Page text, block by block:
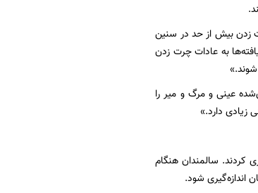
زدن بیش از حد در سنین
به عادات چرت زدن
عینی و مرگ و میر را
دارد.»
و مرگ را پیش‌بینی کند، محققان ۱۳۳۸ سالمند را تا ۱۹ سال پیگیری کردند. سالمندان هنگام